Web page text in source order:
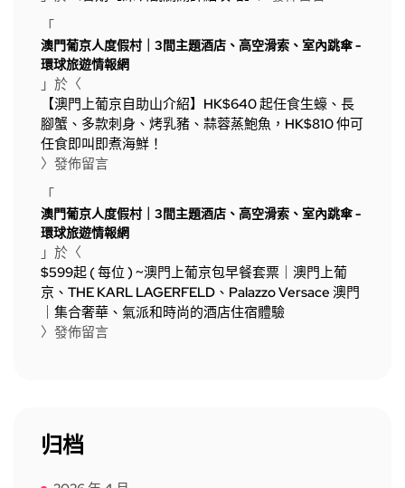
「
澳門葡京人度假村｜3間主題酒店、高空滑索、室內跳傘 -
環球旅遊情報網
」於〈
【澳門上葡京自助山介紹】HK$640 起任食生蠔、長
腳蟹、多款刺身、烤乳豬、蒜蓉蒸鮑魚，HK$810 仲可
任食即叫即煮海鮮！
〉發佈留言
「
澳門葡京人度假村｜3間主題酒店、高空滑索、室內跳傘 -
環球旅遊情報網
」於〈
$599起 ( 每位 ) ~澳門上葡京包早餐套票｜澳門上葡
京、THE KARL LAGERFELD、Palazzo Versace 澳門
｜集合奢華、氣派和時尚的酒店住宿體驗
〉發佈留言
归档